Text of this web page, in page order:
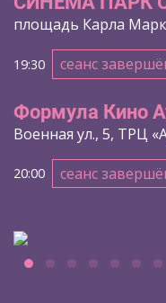
площадь Карла
19:30 сеанс
Формула Кино
Военная ул., 5, ТРЦ
20:00 сеанс